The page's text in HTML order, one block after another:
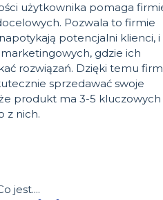
użytkownika pomaga
Pozwala to firmie
potencjalni klienci, i
gdzie ich
rozwiązań. Dzięki temu
sprzedawać swoje
produkt ma 3-5 kluczowych
z nich.